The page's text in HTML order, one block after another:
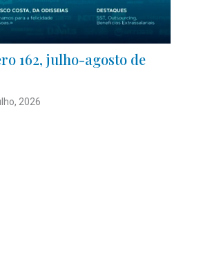
162, julho-agosto de
2026